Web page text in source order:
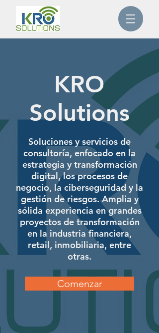
KRO
Solutions
Soluciones y servicios de
consultoría, enfocado en la
estrategia y transformación
digital, los procesos de
negocio, la ciberseguridad y la
gestión de riesgos.Amplia y
sólida experiencia en grandes
proyectos de transformación
en la industria financiera,
retail, inmobiliaria, entre
otras.
Comenzar